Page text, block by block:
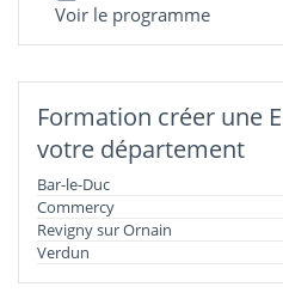
Voir le programme
Formation créer une
votre département
Bar-le-Duc
Commercy
Revigny sur Ornain
Verdun